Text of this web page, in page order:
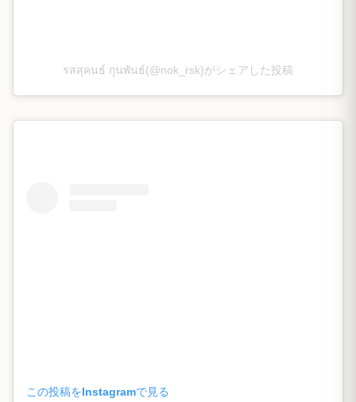
รสสุคนธ์ กุนพันธ์(@nok_rsk)がシェアした投稿
この投稿をInstagramで見る